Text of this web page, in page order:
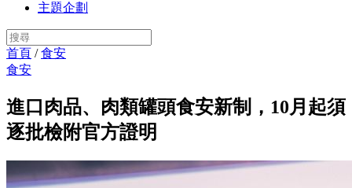
主題企劃
首頁 /食安
食安
進口肉品、肉類罐頭食安新制，10月起須
逐批檢附官方證明